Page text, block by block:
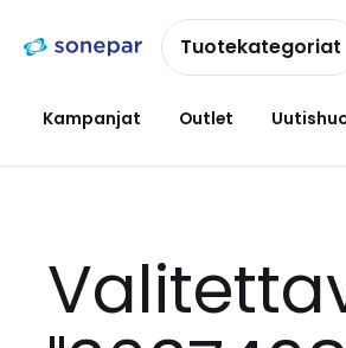
navigointiinsisältöönTuotekategoriat
Kampanjat Outlet